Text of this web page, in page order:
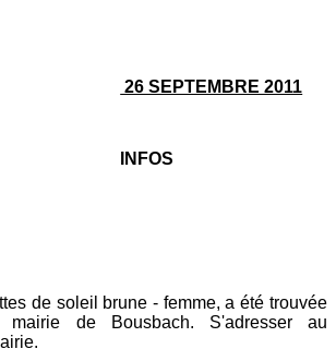
26 SEPTEMBRE 2011
de soleil brune - femme, a été trouvée
de Bousbach. S'adresser au